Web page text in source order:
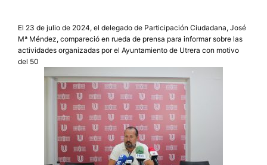
El 23 de julio de 2024, el delegado de Participación Ciudadana, José
Mª Méndez, compareció en rueda de prensa para informar sobre las
actividades organizadas por el Ayuntamiento de Utrera con motivo
del 50